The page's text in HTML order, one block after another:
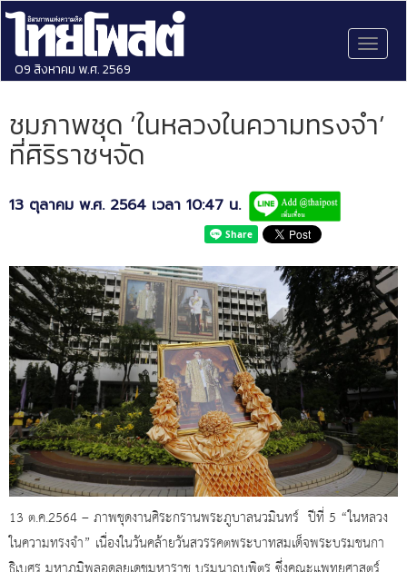
09 สิงหาคม พ.ศ. 2569
ชมภาพชุด ‘ในหลวงในความทรงจำ’
ที่ศิริราชฯจัด
13 ตุลาคม พ.ศ. 2564 เวลา 10:47 น.
13 ต.ค.2564 – ภาพชุดงานศิระกรานพระภูบาลนวมินทร์ ปีที่ 5 “ในหลวง
ในความทรงจำ” เนื่องในวันคล้ายวันสวรรคตพระบาทสมเด็จพระบรมชนกา